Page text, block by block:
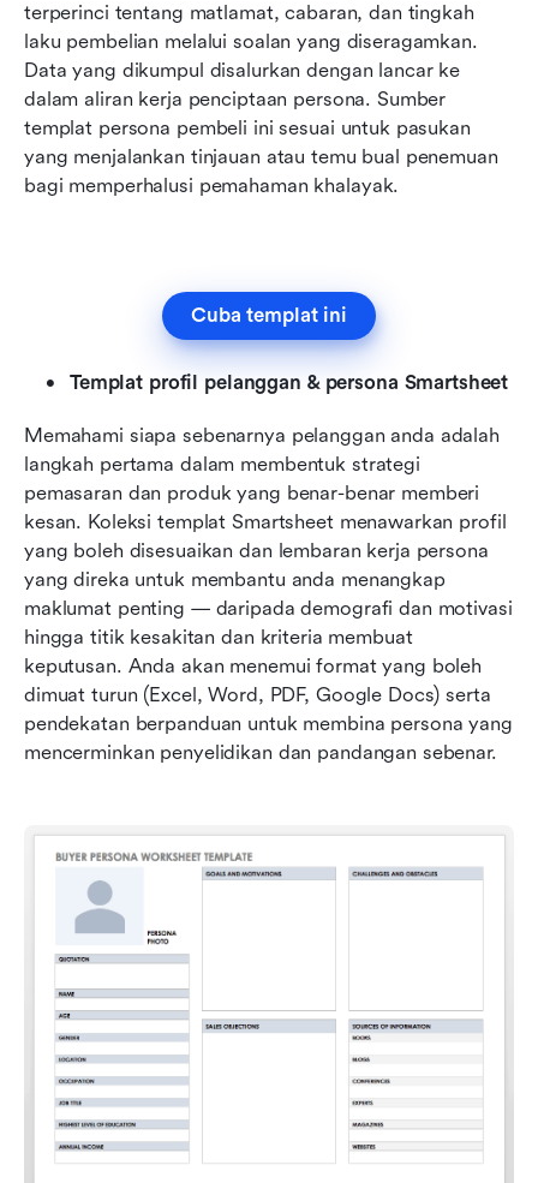
terperinci tentang matlamat, cabaran, dan tingkah
laku pembelian melalui soalan yang diseragamkan.
Data yang dikumpul disalurkan dengan lancar ke
dalam aliran kerja penciptaan persona. Sumber
templat persona pembeli ini sesuai untuk pasukan
yang menjalankan tinjauan atau temu bual penemuan
bagi memperhalusi pemahaman khalayak.
Cuba templat ini
Templat profil pelanggan & persona Smartsheet
Memahami siapa sebenarnya pelanggan anda adalah
langkah pertama dalam membentuk strategi
pemasaran dan produk yang benar-benar memberi
kesan. Koleksi templat Smartsheet menawarkan profil
yang boleh disesuaikan dan lembaran kerja persona
yang direka untuk membantu anda menangkap
maklumat penting — daripada demografi dan motivasi
hingga titik kesakitan dan kriteria membuat
keputusan. Anda akan menemui format yang boleh
dimuat turun (Excel, Word, PDF, Google Docs) serta
pendekatan berpanduan untuk membina persona yang
mencerminkan penyelidikan dan pandangan sebenar.